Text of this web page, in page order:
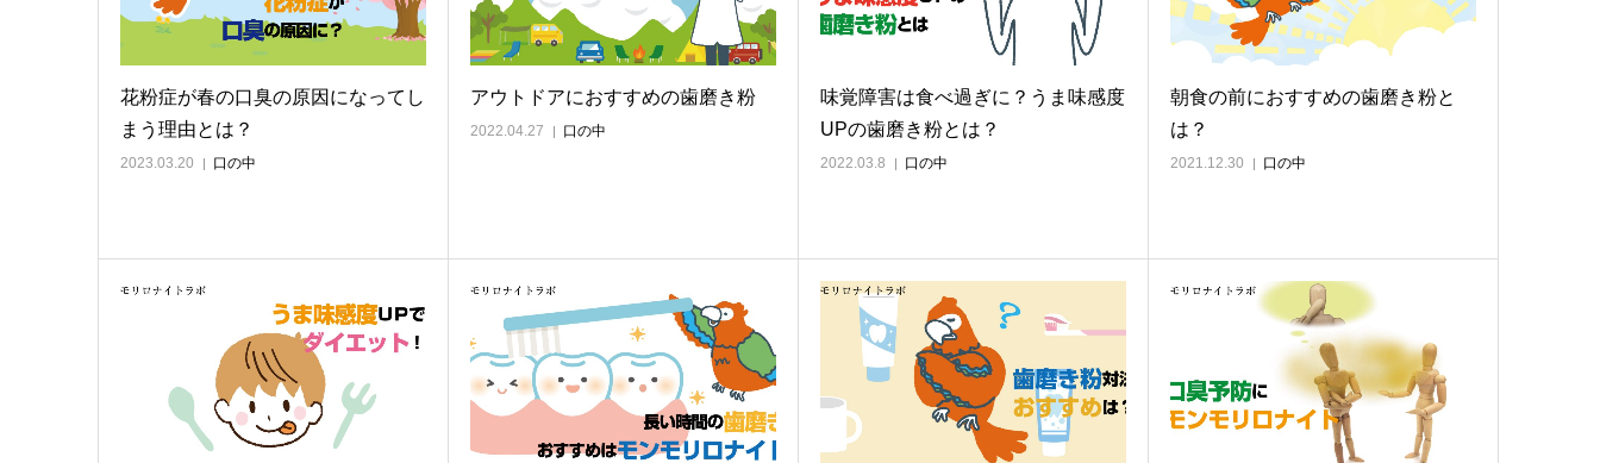
花粉症が春の口臭の原因になってし
まう理由とは？
2023.03.20 口の中
アウトドアにおすすめの歯磨き粉
2022.04.27 口の中
味覚障害は食べ過ぎに？うま味感度
UPの歯磨き粉とは？
2022.03.8 口の中
朝食の前におすすめの歯磨き粉と
は？
2021.12.30 口の中